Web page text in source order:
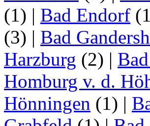
(1) | Bad Endorf
(3) | Bad
Harzburg (2) |
Homburg v. d.
Hönningen (1) |